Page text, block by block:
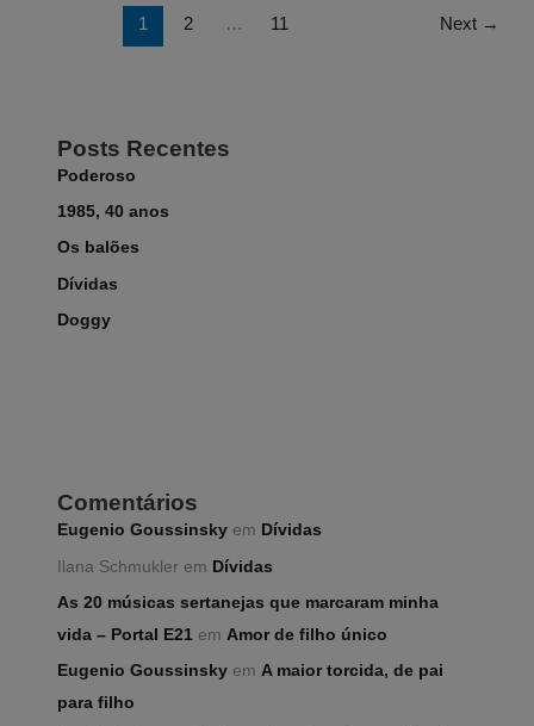
1 2 … 11 Next →
Posts Recentes
Poderoso
1985, 40 anos
Os balões
Dívidas
Doggy
Comentários
Eugenio Goussinsky em Dívidas
Ilana Schmukler em Dívidas
As 20 músicas sertanejas que marcaram minha
vida – Portal E21 em Amor de filho único
Eugenio Goussinsky emA maior torcida, de pai
para filho